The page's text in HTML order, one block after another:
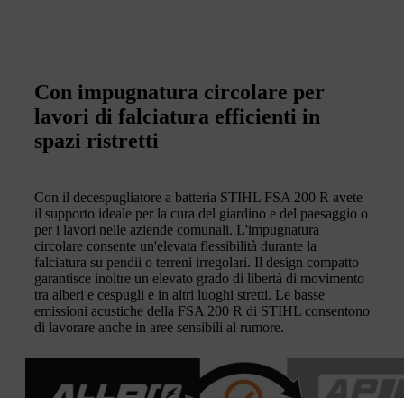
Con impugnatura circolare per
lavori di falciatura efficienti in
spazi ristretti
Con il decespugliatore a batteria STIHL FSA 200 R avete
il supporto ideale per la cura del giardino e del paesaggio o
per i lavori nelle aziende comunali. L'impugnatura
circolare consente un'elevata flessibilità durante la
falciatura su pendii o terreni irregolari. Il design compatto
garantisce inoltre un elevato grado di libertà di movimento
tra alberi e cespugli e in altri luoghi stretti. Le basse
emissioni acustiche della FSA 200 R di STIHL consentono
di lavorare anche in aree sensibili al rumore.